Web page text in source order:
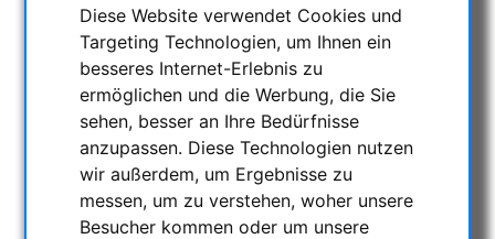
Diese Website verwendet Cookies und
Targeting Technologien, um Ihnen ein
besseres Internet-Erlebnis zu
ermöglichen und die Werbung, die Sie
sehen, besser an Ihre Bedürfnisse
anzupassen. Diese Technologien nutzen
wir außerdem, um Ergebnisse zu
messen, um zu verstehen, woher unsere
Besucher kommen oder um unsere